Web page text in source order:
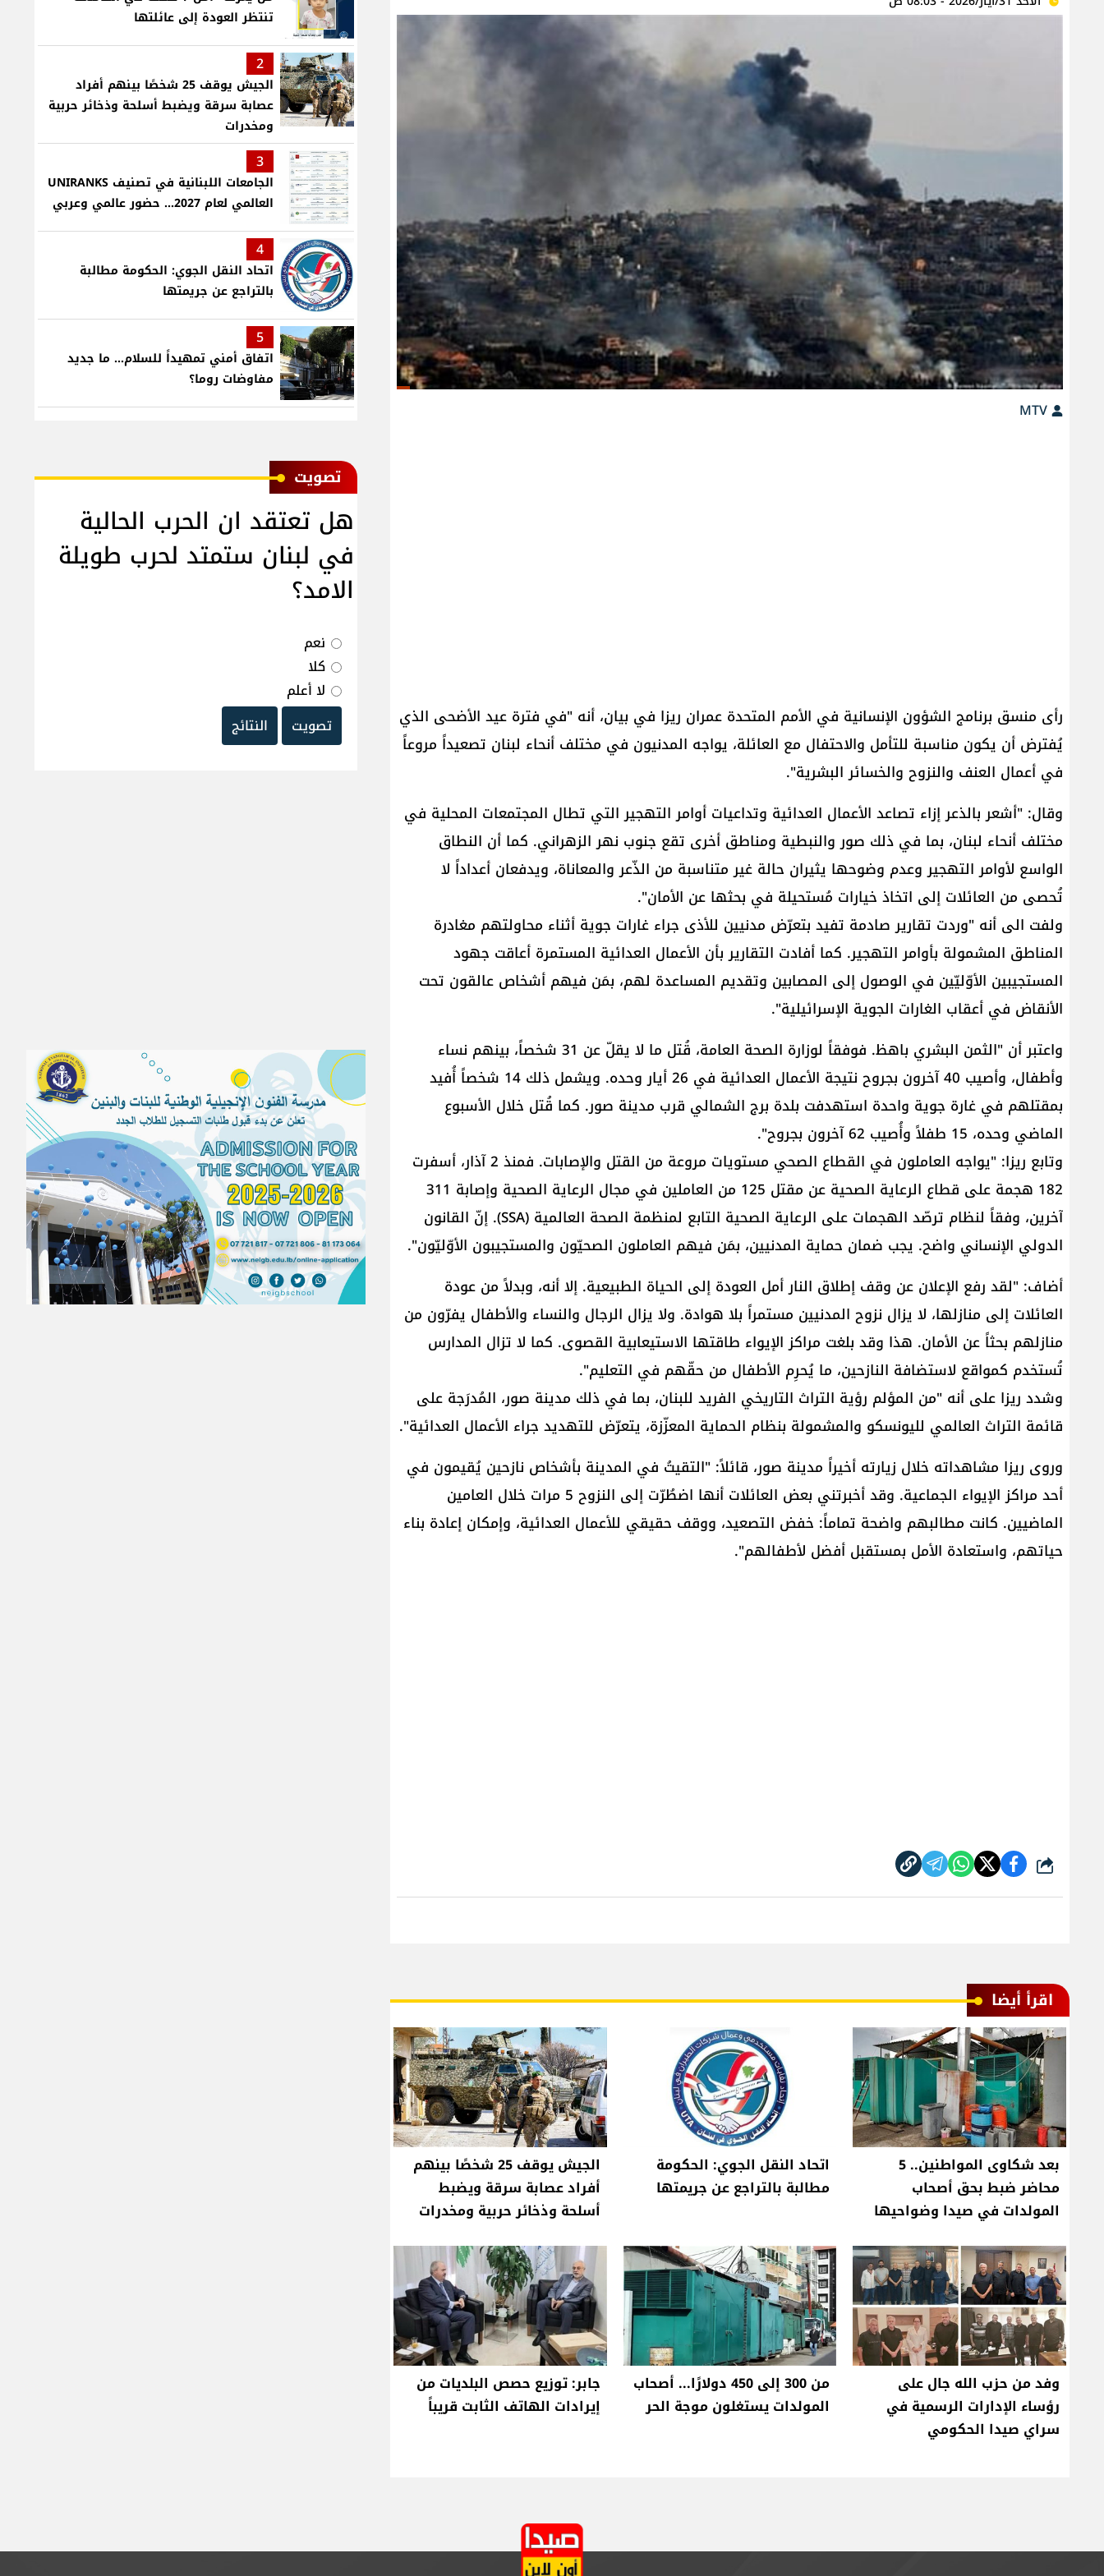
رأى منسق برنامج الشؤون الإنسانية في الأمم المتحدة عمران ريزا في بيان، أنه "في فترة عيد الأضحى الذي
يُفترض أن يكون مناسبة للتأمل والاحتفال مع العائلة، يواجه المدنيون في مختلف أنحاء لبنان تصعيداً مروعاً
في أعمال العنف والنزوح والخسائر البشرية".
وقال: "أشعر بالذعر إزاء تصاعد الأعمال العدائية وتداعيات أوامر التهجير التي تطال المجتمعات المحلية في
مختلف أنحاء لبنان، بما في ذلك صور والنبطية ومناطق أخرى تقع جنوب نهر الزهراني. كما أن النطاق
الواسع لأوامر التهجير وعدم وضوحها يثيران حالة غير متناسبة من الذّعر والمعاناة، ويدفعان أعداداً لا
تُحصى من العائلات إلى اتخاذ خيارات مُستحيلة في بحثها عن الأمان".
ولفت الى أنه "وردت تقارير صادمة تفيد بتعرّض مدنيين للأذى جراء غارات جوية أثناء محاولتهم مغادرة
المناطق المشمولة بأوامر التهجير. كما أفادت التقارير بأن الأعمال العدائية المستمرة أعاقت جهود
المستجيبين الأوّليّين في الوصول إلى المصابين وتقديم المساعدة لهم، بمَن فيهم أشخاص عالقون تحت
الأنقاض في أعقاب الغارات الجوية الإسرائيلية".
واعتبر أن "الثمن البشري باهظ. فوفقاً لوزارة الصحة العامة، قُتل ما لا يقلّ عن 31 شخصاً، بينهم نساء
وأطفال، وأصيب 40 آخرون بجروح نتيجة الأعمال العدائية في 26 أيار وحده. ويشمل ذلك 14 شخصاً أُفيد
بمقتلهم في غارة جوية واحدة استهدفت بلدة برج الشمالي قرب مدينة صور. كما قُتل خلال الأسبوع
الماضي وحده، 15 طفلاً وأُصيب 62 آخرون بجروح".
وتابع ريزا: "يواجه العاملون في القطاع الصحي مستويات مروعة من القتل والإصابات. فمنذ 2 آذار، أسفرت
182 هجمة على قطاع الرعاية الصحية عن مقتل 125 من العاملين في مجال الرعاية الصحية وإصابة 311
آخرين، وفقاً لنظام ترصّد الهجمات على الرعاية الصحية التابع لمنظمة الصحة العالمية (SSA). إنّ القانون
الدولي الإنساني واضح. يجب ضمان حماية المدنيين، بمَن فيهم العاملون الصحيّون والمستجيبون الأوّليّون".
أضاف: "لقد رفع الإعلان عن وقف إطلاق النار أمل العودة إلى الحياة الطبيعية. إلا أنه، وبدلاً من عودة
العائلات إلى منازلها، لا يزال نزوح المدنيين مستمراً بلا هوادة. ولا يزال الرجال والنساء والأطفال يفرّون من
منازلهم بحثاً عن الأمان. هذا وقد بلغت مراكز الإيواء طاقتها الاستيعابية القصوى. كما لا تزال المدارس
تُستخدم كمواقع لاستضافة النازحين، ما يُحرِم الأطفال من حقّهم في التعليم".
وشدد ريزا على أنه "من المؤلم رؤية التراث التاريخي الفريد للبنان، بما في ذلك مدينة صور، المُدرَجة على
قائمة التراث العالمي لليونسكو والمشمولة بنظام الحماية المعزّزة، يتعرّض للتهديد جراء الأعمال العدائية".
وروى ريزا مشاهداته خلال زيارته أخيراً مدينة صور، قائلاً: "التقيتُ في المدينة بأشخاص نازحين يُقيمون في
أحد مراكز الإيواء الجماعية. وقد أخبرتني بعض العائلات أنها اضطُرّت إلى النزوح 5 مرات خلال العامين
الماضيين. كانت مطالبهم واضحة تماماً: خفض التصعيد، ووقف حقيقي للأعمال العدائية، وإمكان إعادة بناء
حياتهم، واستعادة الأمل بمستقبل أفضل لأطفالهم".
شارك
اقرأ أيضا
بعد شكاوى المواطنين.. 5
محاضر ضبط بحق أصحاب
المولدات في صيدا وضواحيها
اتحاد النقل الجوي: الحكومة
مطالبة بالتراجع عن جريمتها
الجيش يوقف 25 شخصًا بينهم
أفراد عصابة سرقة ويضبط
أسلحة وذخائر حربية ومخدرات
وفد من حزب الله جال على
رؤساء الإدارات الرسمية في
سراي صيدا الحكومي
من 300 إلى 450 دولارًا... أصحاب
المولدات يستغلون موجة الحر
جابر: توزيع حصص البلديات من
إيرادات الهاتف الثابت قريباً
تنتظر العودة إلى عائلتها
2
الجيش يوقف 25 شخصًا بينهم أفراد
عصابة سرقة ويضبط أسلحة وذخائر حربية
ومخدرات
3
الجامعات اللبنانية في تصنيف UNIRANKS
العالمي لعام 2027... حضور عالمي وعربي
4
اتحاد النقل الجوي: الحكومة مطالبة
بالتراجع عن جريمتها
5
اتفاق أمني تمهيداً للسلام... ما جديد
مفاوضات روما؟
ﺗﺼﻮﻳﺖ
هل تعتقد ان الحرب الحالية
في لبنان ستمتد لحرب طويلة
الامد؟
نعم
كلا
لا أعلم
تصويت
النتائج